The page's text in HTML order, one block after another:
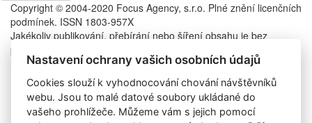
Copyright © 2004-2020 Focus Agency, s.r.o. Plné znění licenčních
podmínek. ISSN 1803-957X
Jakékoliv publikování, přebírání nebo šíření obsahu je bez
písemného souhlasu Focus Agency, s.r.o. zakázáno.
RSS 1
Štítky
Zpracování osobních údajů
Pro inzerenty
Kontakt
Nastavení ochrany vašich osobních údajů
Cookies slouží k vyhodnocování chování návštěvníků
webu. Jsou to malé datové soubory ukládané do
vašeho prohlížeče. Můžeme vám s jejich pomocí